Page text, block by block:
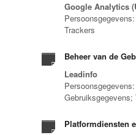
Google Analytics
Trackers
Beheer van de
Leadinfo
Platformdiensten